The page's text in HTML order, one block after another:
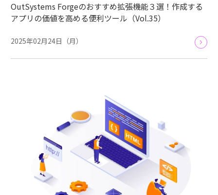
OutSystems Forgeのおすすめ拡張機能３選！作成する
アプリの価値を高める便利ツール（Vol.35）
2025年02月24日（月）